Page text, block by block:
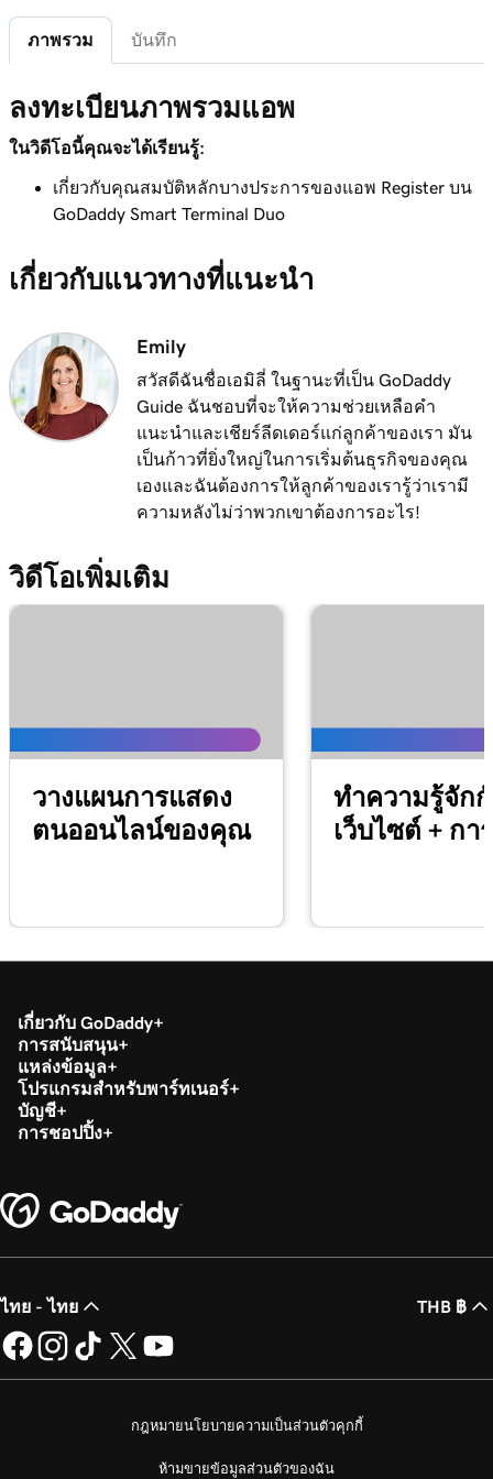
บทเรียนที่ 6 (จาก 20)
ปรับแต่งหน้าจอ Smart Terminal
บทเรียนที่ 7 (จาก 20)
ปรับแต่งใบเสร็จร้านค้าของฉัน
บทเรียนที่ 8 (จาก 20)
ลงทะเบียนภาพรวมแอพ
เพิ่มผลิตภัณฑ์บน GoDaddy Smart Terminal
Duo
บทเรียนที่ 10 (จาก 20)
สร้างและใช้ภาษีใน GoDaddy Smart Terminal
Duo
บทเรียนที่ 11 (จาก 20)
สร้างและใช้ภาษีในแอพ Terminal
1m 8s
บทเรียนที่ 12 (จาก 20)
บทเรียนที่ 13 (จาก 20)
สร้างและเรียกเก็บค่าธรรมเนียมใน Smart
จัดการสินค้าคงคลังของฉันบน GoDaddy Smart
Terminal Duo
57s
บทเรียนที่ 18 (จาก 20)
คืนเงินหรือยกเลิกการทำธุรกรรมในแอป
GoDaddy Commerce ของฉัน
บทเรียนที่ 20 (จาก 20)
ภาพรวม บันทึก
ลงทะเบียนภาพรวมแอพ
ในวิดีโอนี้คุณจะได้เรียนรู้:
เกี่ยวกับคุณสมบัติหลักบางประการของแอพ Register บน
GoDaddy Smart Terminal Duo
เกี่ยวกับแนวทางที่แนะนำ
Emily
สวัสดีฉันชื่อเอมิลี่ ในฐานะที่เป็น GoDaddy
Guide ฉันชอบที่จะให้ความช่วยเหลือคำ
แนะนำและเชียร์ลีดเดอร์แก่ลูกค้าของเรา มัน
เป็นก้าวที่ยิ่งใหญ่ในการเริ่มต้นธุรกิจของคุณ
เองและฉันต้องการให้ลูกค้าของเรารู้ว่าเรามี
ความหลังไม่ว่าพวกเขาต้องการอะไร!
วิดีโอเพิ่มเติม
วางแผนการแสดง
ตนออนไลน์ของคุณ
ทำความรู้จัก
เว็บไซต์ + กา
เกี่ยวกับ GoDaddy
การสนับสนุน
แหล่งข้อมูล
โปรแกรมสำหรับพาร์ทเนอร์
บัญชี
การชอปปิ้ง
ไทย - ไทย THB ฿
กฎหมายนโยบายความเป็นส่วนตัวคุกกี้
ห้ามขายข้อมูลส่วนตัวของฉัน